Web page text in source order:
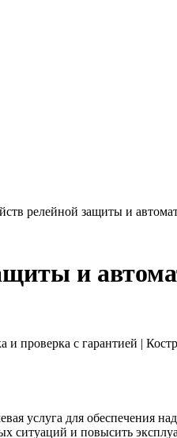
релейной защиты и
и
услуга для обеспечения
ситуаций и повысить